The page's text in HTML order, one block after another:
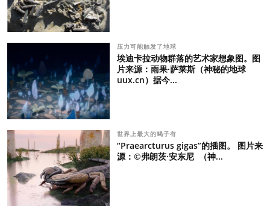
压力可能触发了地球
埃迪卡拉动物群落的艺术家想象图。图
片来源：雨果·萨莱斯（神秘的地球
uux.cn）据今...
世界上最大的蝎子有
“Praearcturus gigas”的插图。 图片来
源：©弗朗茨·安东尼 （神...